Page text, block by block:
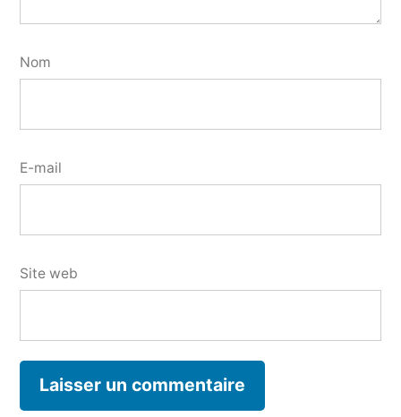
Nom
E-mail
Site web